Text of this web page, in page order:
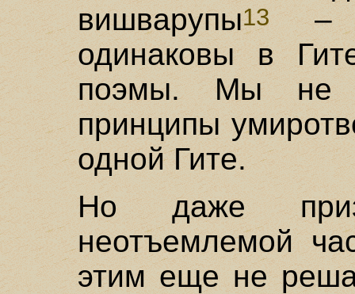
вишварупы13–
одинаковы в
поэмы. Мы не
принципы
одной Гите.
Но даже
неотъемлемой
этим еще не